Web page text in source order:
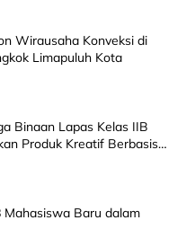
Wirausaha Konveksi di
Limapuluh Kota
Binaan Lapas Kelas IIB
Produk Kreatif Berbasis
Mahasiswa Baru dalam